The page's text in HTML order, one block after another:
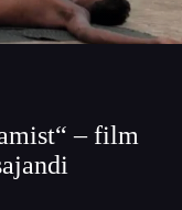
– film